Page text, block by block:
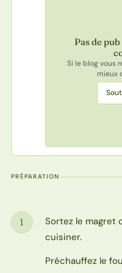
Pas de
Si le blog vous
mieux
PRÉPARATION
Étape
1
Sortez le magret
cuisiner.
Préchauffez le